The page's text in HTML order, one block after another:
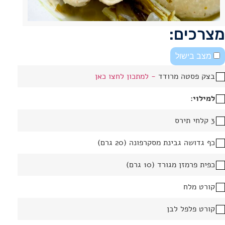
מצרכים:
מצב בישול
בצק פסטה מרודד - למתכון לחצו כאן
למילוי:
3 קלחי תירס
כף גדושה גבינת מסקרפונה (20 גרם)
כפית פרמזן מגורד (10 גרם)
קורט מלח
קורט פלפל לבן